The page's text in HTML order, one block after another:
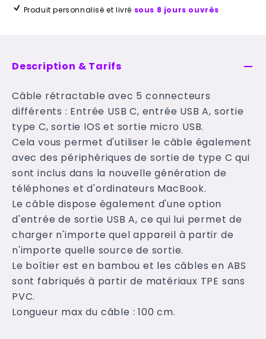
Produit personnalisé et livré sous 8 jours ouvrés
Description & Tarifs
Câble rétractable avec 5 connecteurs
différents : Entrée USB C, entrée USB A, sortie
type C, sortie IOS et sortie micro USB.
Cela vous permet d'utiliser le câble également
avec des périphériques de sortie de type C qui
sont inclus dans la nouvelle génération de
téléphones et d'ordinateurs MacBook.
Le câble dispose également d'une option
d'entrée de sortie USB A, ce qui lui permet de
charger n'importe quel appareil à partir de
n'importe quelle source de sortie.
Le boîtier est en bambou et les câbles en ABS
sont fabriqués à partir de matériaux TPE sans
PVC.
Longueur max du câble : 100 cm.